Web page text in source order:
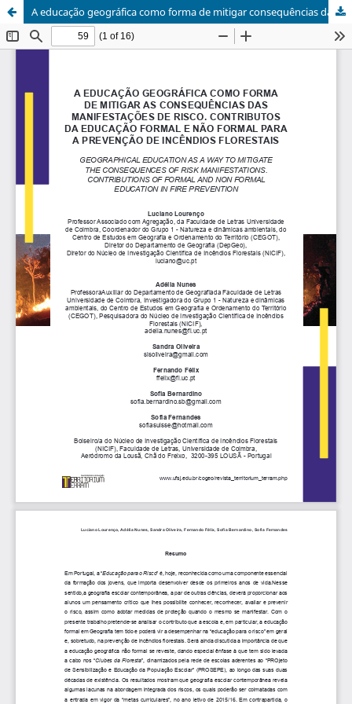
A educação geográfica como forma de mitigar consequências das manifestações de risco. Contributos da educação formal e não formal para a prevenção de incêndios florestais